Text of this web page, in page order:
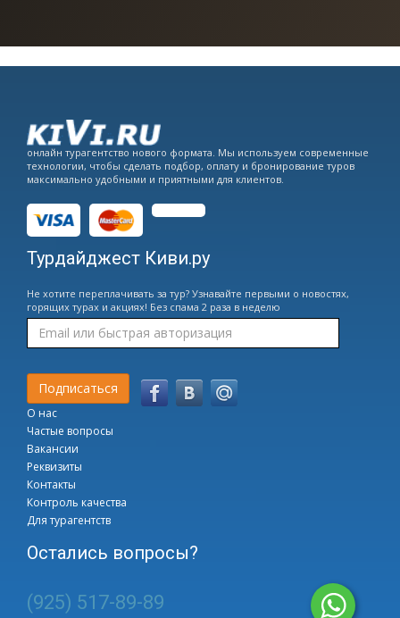
онлайн турагентство нового формата. Мы используем современные
технологии, чтобы сделать подбор, оплату и бронирование туров
максимально удобными и приятными для клиентов.
Турдайджест Киви.ру
Не хотите переплачивать за тур? Узнавайте первыми о новостях,
горящих турах и акциях! Без спама 2 раза в неделю
О нас
Частые вопросы
Вакансии
Реквизиты
Контакты
Контроль качества
Для турагентств
Остались вопросы?
(925) 517-89-89